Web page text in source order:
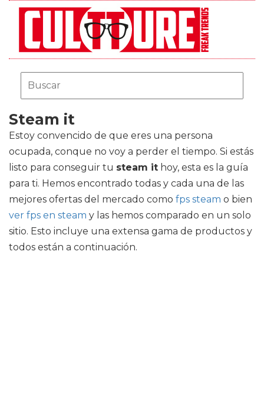
Steam it
Estoy convencido de que eres una persona
ocupada, conque no voy a perder el tiempo. Si estás
listo para conseguir tu steam it hoy, esta es la guía
para ti. Hemos encontrado todas y cada una de las
mejores ofertas del mercado como fps steam o bien
ver fps en steam y las hemos comparado en un solo
sitio. Esto incluye una extensa gama de productos y
todos están a continuación.